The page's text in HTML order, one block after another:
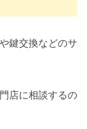
鍵交換などのサ
店に相談するの